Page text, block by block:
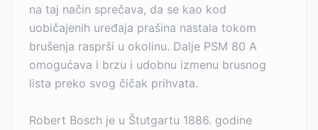
na taj način sprečava, da se kao kod
uobičajenih uređaja prašina nastala tokom
brušenja rasprši u okolinu. Dalje PSM 80 A
omogućava i brzu i udobnu izmenu brusnog
lista preko svog čičak prihvata.
Robert Bosch je u Štutgartu 1886. godine